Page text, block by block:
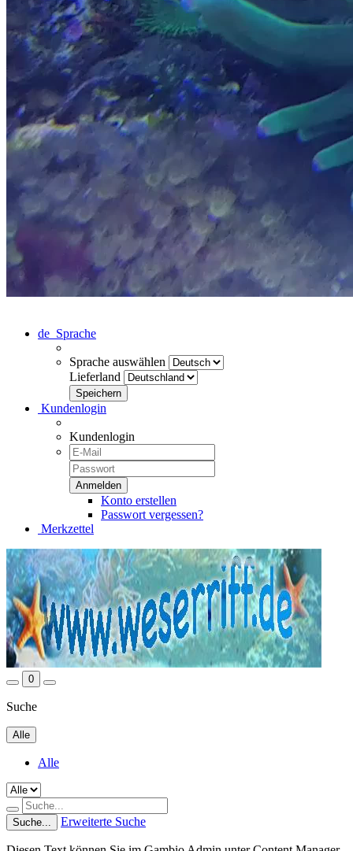
de Sprache
Sprache auswählen
Lieferland
Kundenlogin
Kundenlogin
Konto erstellen
Passwort vergessen?
Merkzettel
0
Suche
Alle
Alle
Suche... Erweiterte Suche